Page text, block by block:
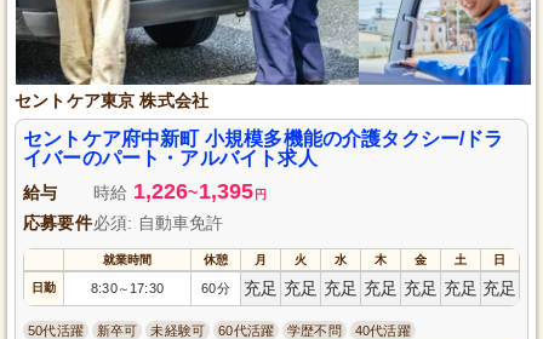
セントケア東京 株式会社
セントケア府中新町 小規模多機能の介護タクシー/ドラ
イバーのパート・アルバイト求人
給与 時給 1,226~1,395 円
応募要件必須: 自動車免許
就業時間 休憩 月 火 水 木 金 土 日
日勤 8:30～ 17:30 60分 充足 充足 充足 充足 充足 充足 充足
50代活躍 新卒可 未経験可 60代活躍 学歴不問 40代活躍